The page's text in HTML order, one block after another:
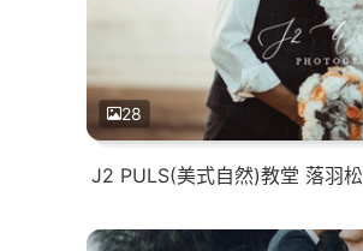
28
J2 PULS(美式自然)教堂 落羽松